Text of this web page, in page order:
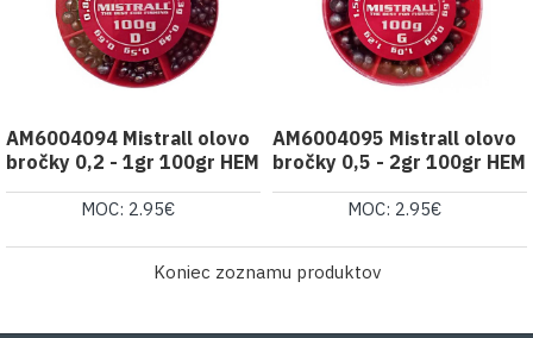
AM6004094 Mistrall olovo
bročky 0,2 - 1gr 100gr HEM
MOC: 2.95€
AM6004095 Mistrall olovo
bročky 0,5 - 2gr 100gr HEM
MOC: 2.95€
Koniec zoznamu produktov